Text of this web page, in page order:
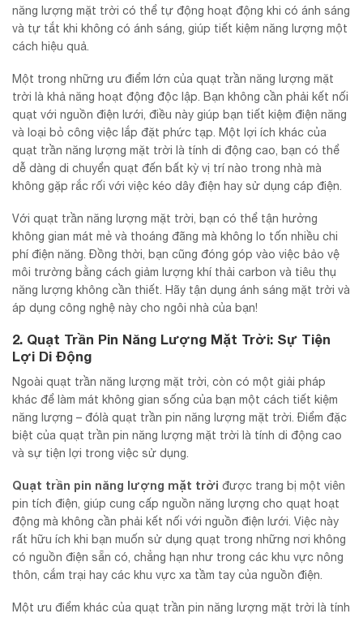
năng lượng mặt trời có thể tự động hoạt động khi có ánh sáng
và tự tắt khi không có ánh sáng, giúp tiết kiệm năng lượng một
cách hiệu quả.
Một trong những ưu điểm lớn của quạt trần năng lượng mặt
trời là khả năng hoạt động độc lập. Bạn không cần phải kết nối
quạt với nguồn điện lưới, điều này giúp bạn tiết kiệm điện năng
và loại bỏ công việc lắp đặt phức tạp. Một lợi ích khác của
quạt trần năng lượng mặt trời là tính di động cao, bạn có thể
dễ dàng di chuyển quạt đến bất kỳ vị trí nào trong nhà mà
không gặp rắc rối với việc kéo dây điện hay sử dụng cáp điện.
Với quạt trần năng lượng mặt trời, bạn có thể tận hưởng
không gian mát mẻ và thoáng đãng mà không lo tốn nhiều chi
phí điện năng. Đồng thời, bạn cũng đóng góp vào việc bảo vệ
môi trường bằng cách giảm lượng khí thải carbon và tiêu thụ
năng lượng không cần thiết. Hãy tận dụng ánh sáng mặt trời và
áp dụng công nghệ này cho ngôi nhà của bạn!
2. Quạt Trần Pin Năng Lượng Mặt Trời: Sự Tiện
Lợi Di Động
Ngoài quạt trần năng lượng mặt trời, còn có một giải pháp
khác để làm mát không gian sống của bạn một cách tiết kiệm
năng lượng – đólà quạt trần pin năng lượng mặt trời. Điểm đặc
biệt của quạt trần pin năng lượng mặt trời là tính di động cao
và sự tiện lợi trong việc sử dụng.
Quạt trần pin năng lượng mặt trời được trang bị một viên
pin tích điện, giúp cung cấp nguồn năng lượng cho quạt hoạt
động mà không cần phải kết nối với nguồn điện lưới. Việc này
rất hữu ích khi bạn muốn sử dụng quạt trong những nơi không
có nguồn điện sẵn có, chẳng hạn như trong các khu vực nông
thôn, cắm trại hay các khu vực xa tầm tay của nguồn điện.
Một ưu điểm khác của quạt trần pin năng lượng mặt trời là tính